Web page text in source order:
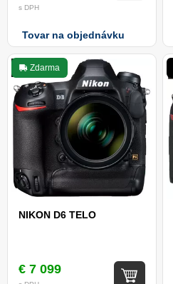
s DPH
Tovar na objednávku
Zdarma
NIKON D6 TELO
€ 7 099